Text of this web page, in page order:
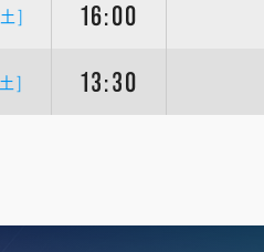
] 16:00
] 13:30